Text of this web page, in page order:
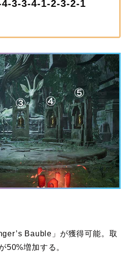
3-3-4-1-2-3-2-1
Bauble」が獲得可能。取
50%増加する。